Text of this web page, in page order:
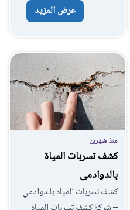
عرض المزيد
منذ شهرين
كشف تسربات المياة
بالدوادمى
كشف تسربات المياه بالدوادمي